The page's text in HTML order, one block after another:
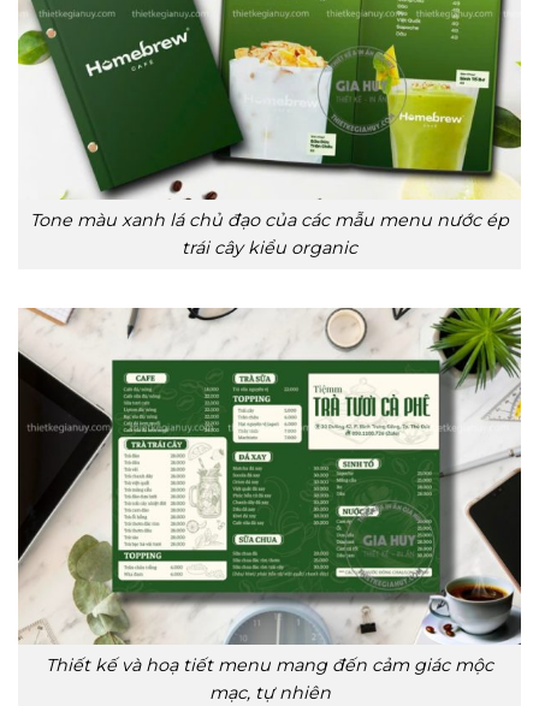
Tone màu xanh lá chủ đạo của các mẫu menu nước ép
trái cây kiểu organic
Thiết kế và hoạ tiết menu mang đến cảm giác mộc
mạc, tự nhiên